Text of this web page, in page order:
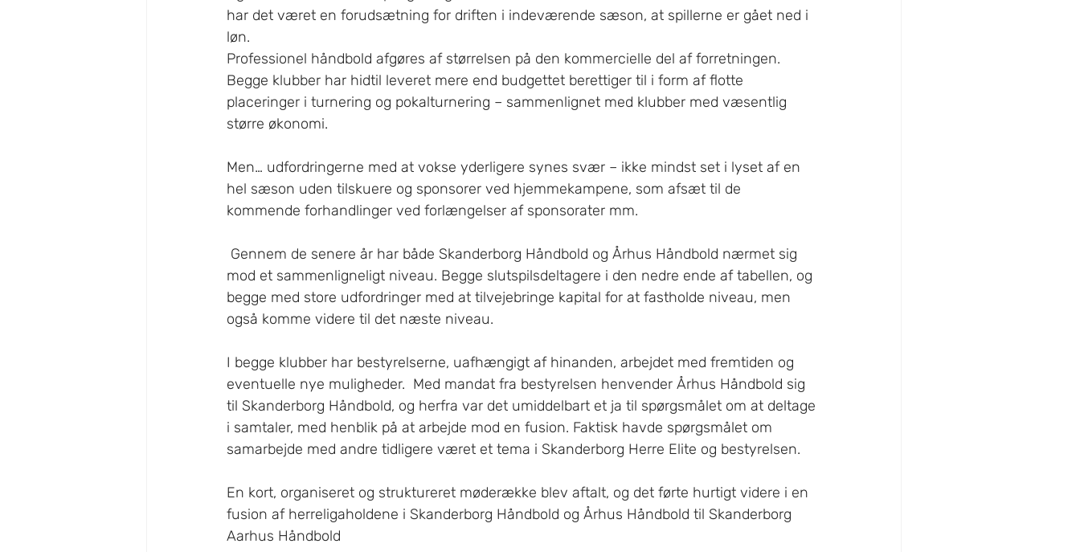
har det været en forudsætning for driften i indeværende sæson, at spillerne er gået ned i
løn.
Professionel håndbold afgøres af størrelsen på den kommercielle del af forretningen.
Begge klubber har hidtil leveret mere end budgettet berettiger til i form af flotte
placeringer i turnering og pokalturnering – sammenlignet med klubber med væsentlig
større økonomi.
Men… udfordringerne med at vokse yderligere synes svær – ikke mindst set i lyset af en
hel sæson uden tilskuere og sponsorer ved hjemmekampene, som afsæt til de
kommende forhandlinger ved forlængelser af sponsorater mm.
mod et sammenligneligt niveau. Begge slutspilsdeltagere i den nedre ende af tabellen, og
begge med store udfordringer med at tilvejebringe kapital for at fastholde niveau, men
også komme videre til det næste niveau.
I begge klubber har bestyrelserne, uafhængigt af hinanden, arbejdet med fremtiden og
eventuelle nye muligheder.  Med mandat fra bestyrelsen henvender Århus Håndbold sig
til Skanderborg Håndbold, og herfra var det umiddelbart et ja til spørgsmålet om at deltage
i samtaler, med henblik på at arbejde mod en fusion. Faktisk havde spørgsmålet om
samarbejde med andre tidligere været et tema i Skanderborg Herre Elite og bestyrelsen.
En kort, organiseret og struktureret møderække blev aftalt, og det førte hurtigt videre i en
fusion af herreligaholdene i Skanderborg Håndbold og Århus Håndbold til Skanderborg
Aarhus Håndbold